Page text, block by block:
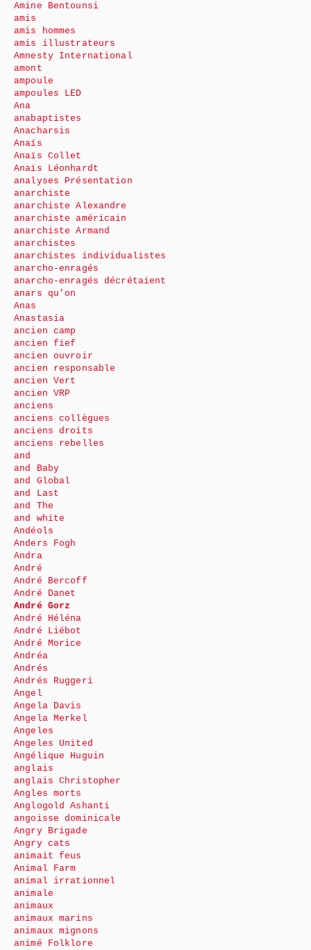
Amine Bentounsi
amis
amis hommes
amis illustrateurs
Amnesty International
amont
ampoule
ampoules LED
Ana
anabaptistes
Anacharsis
Anaïs
Anaïs Collet
Anaïs Léonhardt
analyses Présentation
anarchiste
anarchiste Alexandre
anarchiste américain
anarchiste Armand
anarchistes
anarchistes individualistes
anarcho-enragés
anarcho-enragés décrétaient
anars qu’on
Anas
Anastasia
ancien camp
ancien fief
ancien ouvroir
ancien responsable
ancien Vert
ancien VRP
anciens
anciens collègues
anciens droits
anciens rebelles
and
and Baby
and Global
and Last
and The
and white
Andéols
Anders Fogh
Andra
André
André Bercoff
André Danet
André Gorz
André Héléna
André Liébot
André Morice
Andréa
Andrés
Andrés Ruggeri
Angel
Angela Davis
Angela Merkel
Angeles
Angeles United
Angélique Huguin
anglais
anglais Christopher
Angles morts
Anglogold Ashanti
angoisse dominicale
Angry Brigade
Angry cats
animait feus
Animal Farm
animal irrationnel
animale
animaux
animaux marins
animaux mignons
animé Folklore